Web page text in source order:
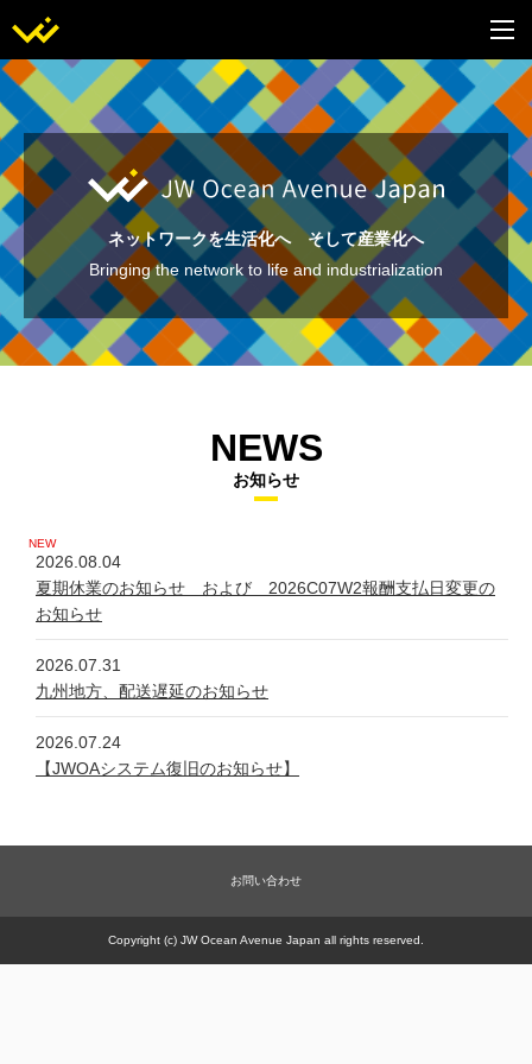
ネットワークを生活化へ そして産業化へ
Bringing the network to life and industrialization
NEWS
お知らせ
2026.08.04
夏期休業のお知らせ および 2026C07W2報酬支払日変更の
お知らせ
2026.07.31
九州地方、配送遅延のお知らせ
2026.07.24
【JWOAシステム復旧のお知らせ】
システム不具合について
新規商品【太古の甕 細胞浴サロン営業権】販売一時休止の件
お問い合わせ
Copyright (c) JW Ocean Avenue Japan all rights reserved.